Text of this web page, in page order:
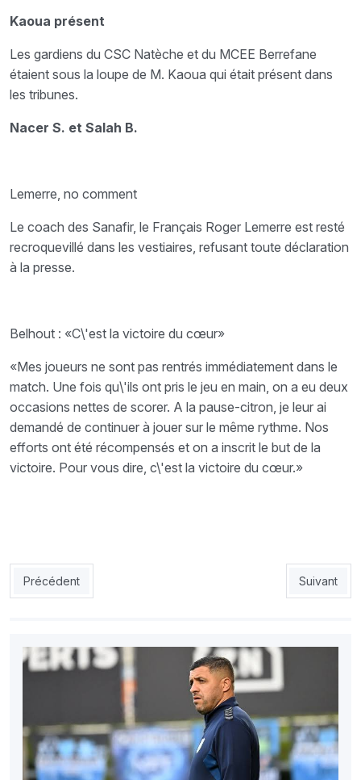
Kaoua présent
Les gardiens du CSC Natèche et du MCEE Berrefane
étaient sous la loupe de M. Kaoua qui était présent dans
les tribunes.
Nacer S. et Salah B.
Lemerre, no comment
Le coach des Sanafir, le Français Roger Lemerre est resté
recroquevillé dans les vestiaires, refusant toute déclaration
à la presse.
Belhout : «C\'est la victoire du cœur»
«Mes joueurs ne sont pas rentrés immédiatement dans le
match. Une fois qu\'ils ont pris le jeu en main, on a eu deux
occasions nettes de scorer. A la pause-citron, je leur ai
demandé de continuer à jouer sur le même rythme. Nos
efforts ont été récompensés et on a inscrit le but de la
victoire. Pour vous dire, c\'est la victoire du cœur.»
Article précédent : JSS 1-ASO 1 : La Saoura mérite mieux
Précédent Article
Suivant